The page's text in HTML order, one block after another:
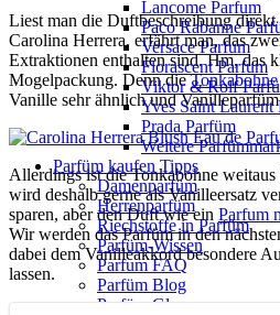
Lancome Parfum
Paco Rabanne
Versace Parfum
Florascent Parfum
Viktor & Rolf
Yves Saint Laurent
Prada Parfüm
Weitere
Parfüm kaufen Tipps
Damenparfüm
Herrenparfüm
Riechstoffe in Parfüm
Parfüm-Wissen
Parfum FAQ
Parfüm Blog
Parfüm Glossar
Liest man die Duftbeschreibung direkt
Carolina Herrera, erfährt man, das
Extraktionen enthalten sind. Hm, das
Mogelpackung. Denn dieTonkabohne
Vanille sehr ähnlich und
Allerdings ist die Tonkabohne
wird deshalb gerne als Vanilleersatz
sparen, aber den Duft wie ein Parfum
Wir werden das Parfüm in den
dabei dem Vanilleakkord besondere
lassen.